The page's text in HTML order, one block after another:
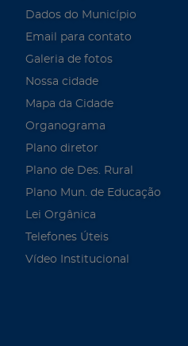
Dados do Município
Email para contato
Galeria de fotos
Nossa cidade
Mapa da Cidade
Organograma
Plano diretor
Plano de Des. Rural
Plano Mun. de Educação
Lei Orgânica
Telefones Úteis
Vídeo Institucional